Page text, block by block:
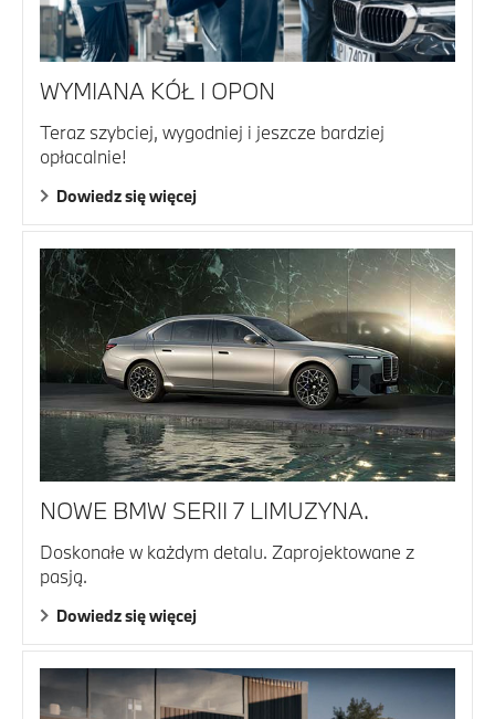
WYMIANA KÓŁ I OPON
Teraz szybciej, wygodniej i jeszcze bardziej
opłacalnie!
Dowiedz się więcej
NOWE BMW SERII 7 LIMUZYNA.
Doskonałe w każdym detalu. Zaprojektowane z
pasją.
Dowiedz się więcej